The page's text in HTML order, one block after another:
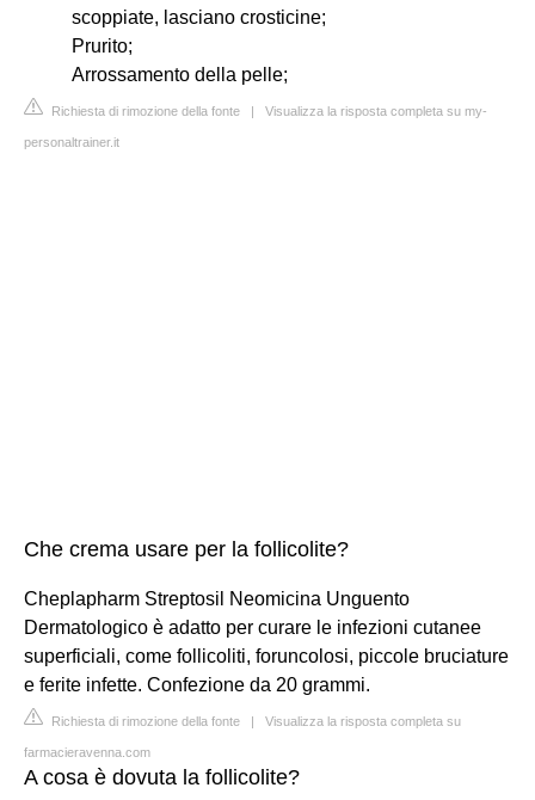
scoppiate, lasciano crosticine;
Prurito;
Arrossamento della pelle;
Richiesta di rimozione della fonte | Visualizza la risposta completa su my-
personaltrainer.it
Che crema usare per la follicolite?
Cheplapharm Streptosil Neomicina Unguento
Dermatologico è adatto per curare le infezioni cutanee
superficiali, come follicoliti, foruncolosi, piccole bruciature
e ferite infette. Confezione da 20 grammi.
Richiesta di rimozione della fonte | Visualizza la risposta completa su
farmacieravenna.com
A cosa è dovuta la follicolite?